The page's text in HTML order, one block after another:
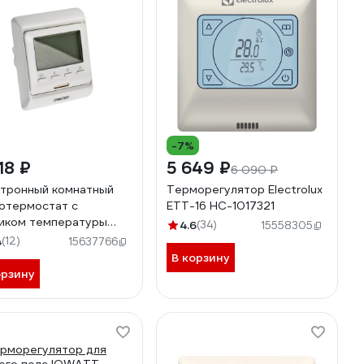
₽
комнатный
с
температуры
Valtec VT.AC709.0.0
(12) 15637766
-7%
5 649 ₽6 090 ₽
Терморегулятор Electrolux
ETT-16 НС-1017321
4.6(34) 15558305
В корзину